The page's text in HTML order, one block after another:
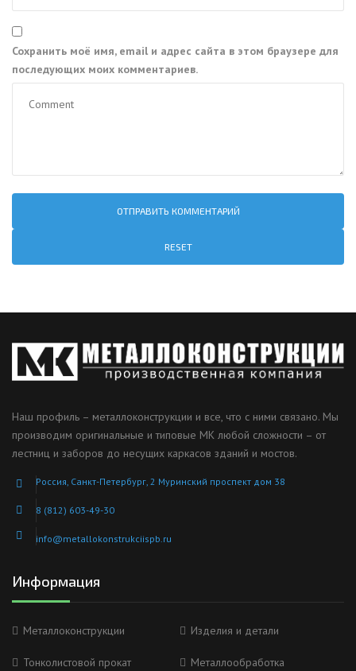
Сохранить моё имя, email и адрес сайта в этом браузере для
последующих моих комментариев.
RESET
Наш профиль – металлоконструкции и все, что с ними связано. Мы
производим оригинальные и типовые МК любой сложности – от
лестниц и заборов до несущих каркасов зданий и мостов.
Россия, Санкт-Петербург, 2 Муринский проспект дом 38
8 (812) 603-49-30
info@metallokonstrukciispb.ru
Информация
Металлоконструкции Изделия и детали
Тонколистовой прокат Металлообработка